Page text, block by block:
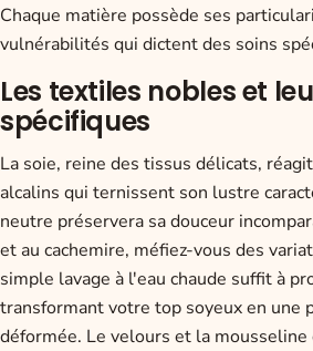
Chaque matière possède ses
vulnérabilités qui dictent des soins
Les textiles nobles et
spécifiques
La soie, reine des tissus délicats,
alcalins qui ternissent son lustre
neutre préservera sa douceur
et au cachemire, méfiez-vous des
simple lavage à l'eau chaude suffit à
transformant votre top soyeux en une
déformée. Le velours et la